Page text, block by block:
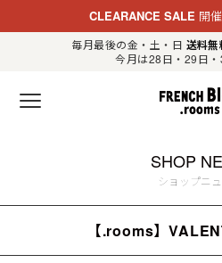
CLEARANCE SALE 開
毎月最後の金・土・日 送料
今月は28日・29日
F
R
H
B
l
u
o
SHOP
ショップニ
【.rooms】